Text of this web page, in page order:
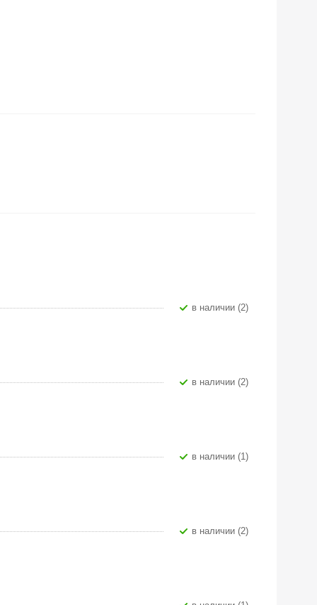
В наличии (2)
В наличии (2)
В наличии (1)
В наличии (2)